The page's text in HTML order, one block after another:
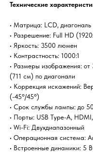
Технические
• Матрица: LCD,
• Разрешение: Full HD
• Яркость: 3500 люмен
• Контрастность: 1000:1
• Размеры изображения:
(711 см) по диагонали
• Коррекция искажений:
(-45°/45°)
• Срок службы лампы: до
• Порты: USB Type-A,
• Wi-Fi: Двухдиапазонный
• Операционная система:
• Встроенные динамики: 5